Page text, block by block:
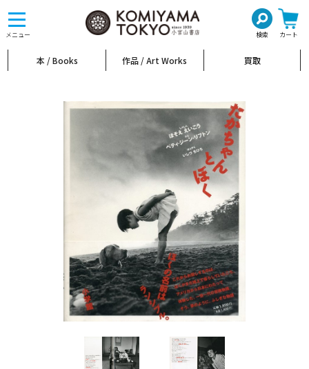
メニュー 検索 カート
toggle
navigation
本 / Books 作品 / Art Works 買取